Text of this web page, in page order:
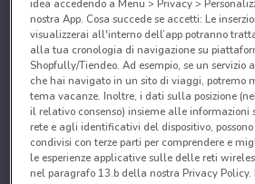
idea accedendo a Menu > Privacy >
nostra App. Cosa succede se accetti: Le
visualizzerai all'interno dell’app potranno
alla tua cronologia di navigazione su
Shopfully/Tiendeo. Ad esempio, se un
che hai navigato in un sito di viaggi, potremo
tema vacanze. Inoltre, i dati sulla posizione
il relativo consenso) insieme alle informazioni
rete e agli identificativi del dispositivo, possono
condivisi con terze parti per comprendere e
le esperienze applicative sulle delle reti
nel paragrafo 13.b della nostra Privacy Policy.